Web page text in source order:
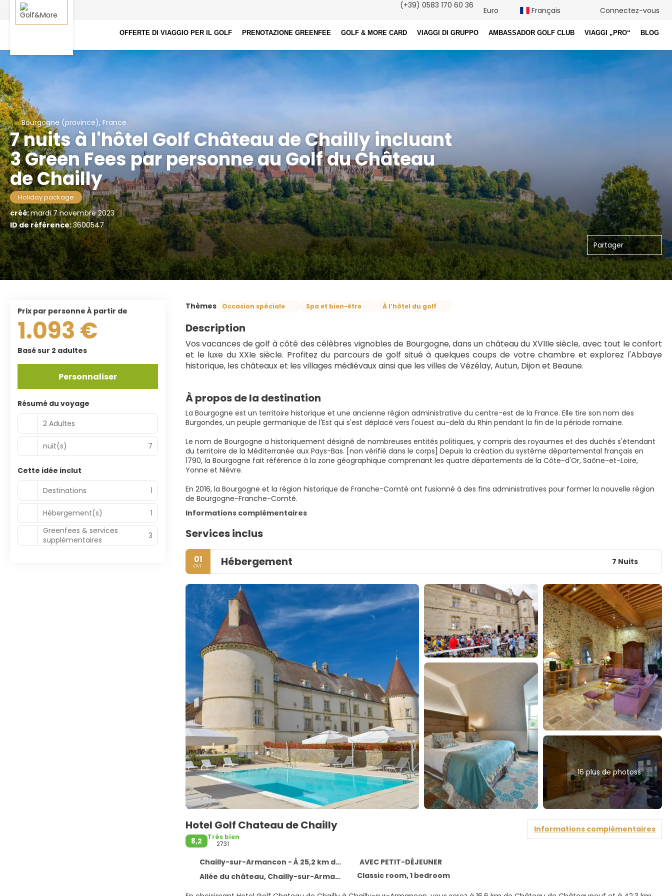
OFFERTE DI VIAGGIO PER IL GOLF PRENOTAZIONE GREENFEE GOLF & MORE CARD VIAGGI DI GRUPPO AMBASSADOR GOLF CLUB VIAGGI „PRO“ BLOG
(+39) 0583 170 60 36
Euro Français Connectez-vous
Bourgogne (province), France
7 nuits à l'hôtel Golf Château de Chailly incluant
3 Green Fees par personne au Golf du Château
de Chailly
Holiday package
créé:mardi 7 novembre 2023
ID de référence:3600547
Partager
Thèmes Occasion spéciale Spa et bien-être À l’hôtel du golf
Description
Vos vacances de golf à côté des célèbres vignobles de Bourgogne, dans un château du XVIIIe siècle, avec tout le confort
et le luxe du XXIe siècle. Profitez du parcours de golf situé à quelques coups de votre chambre et explorez l'Abbaye
historique, les châteaux et les villages médiévaux ainsi que les villes de Vézélay, Autun, Dijon et Beaune.
À propos de la destination
La Bourgogne est un territoire historique et une ancienne région administrative du centre-est de la France. Elle tire son nom des
Burgondes, un peuple germanique de l'Est qui s'est déplacé vers l'ouest au-delà du Rhin pendant la fin de la période romaine.
Le nom de Bourgogne a historiquement désigné de nombreuses entités politiques, y compris des royaumes et des duchés s'étendant
du territoire de la Méditerranée aux Pays-Bas. [non vérifié dans le corps] Depuis la création du système départemental français en
1790, la Bourgogne fait référence à la zone géographique comprenant les quatre départements de la Côte-d'Or, Saône-et-Loire,
Yonne et Nièvre.
En 2016, la Bourgogne et la région historique de Franche-Comté ont fusionné à des fins administratives pour former la nouvelle région
de Bourgogne-Franche-Comté.
Informations complémentaires
Services inclus
01
avr. Hébergement 7 Nuits
16 plus de photoss
Hotel Golf Chateau de Chailly
8,2
Très bien
2731
Chailly-sur-Armancon - À 25,2 km du centre
AVEC PETIT-DÉJEUNER
Allée du château, Chailly-sur-Armancon 21320
Classic room, 1 bedroom
Informations complémentaires
prix par personne À partir de
1.093 €
Basé sur 2 adultes
Personnaliser
Résumé du voyage
2 Adultes
nuit(s) 7
Cette idée inclut
Destinations
1
Hébergement(s)
1
Greenfees & services
supplémentaires
3